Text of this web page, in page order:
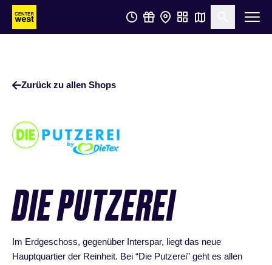
Zum
Hauptinhalt
Zum
Footer
Suche
Zurück zu allen Shops
DIE PUTZEREI
Im Erdgeschoss, gegenüber Interspar, liegt das neue
Hauptquartier der Reinheit. Bei “Die Putzerei” geht es allen